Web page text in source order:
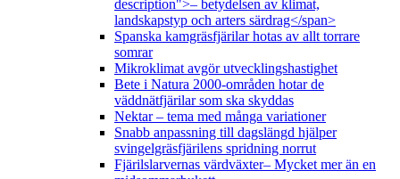
description">– betydelsen av klimat,
landskapstyp och arters särdrag</span>
Spanska kamgräsfjärilar hotas av allt torrare
somrar
Mikroklimat avgör utvecklingshastighet
Bete i Natura 2000-områden hotar de
väddnätfjärilar som ska skyddas
Nektar – tema med många variationer
Snabb anpassning till dagslängd hjälper
svingelgräsfjärilens spridning norrut
Fjärilslarvernas värdväxter– Mycket mer än en